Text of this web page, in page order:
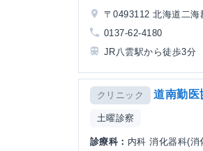
〒0493112 北海道二
0137-62-4180
JR八雲駅から徒歩3分
クリニック 道南勤医
土曜診察
診療科： 内科 消化器科(